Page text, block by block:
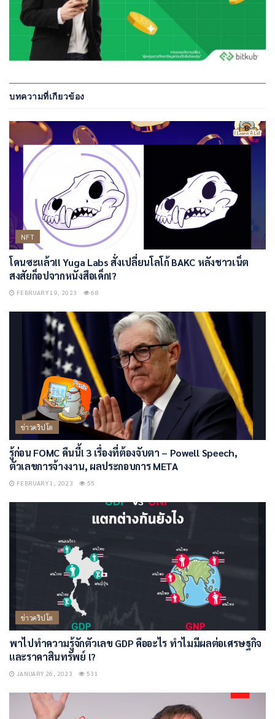
บทความที่เกียวข้อง
NFT
โดนซะแล้ว!! Yuga Labs สั่งเปลี่ยนโลโก้ BAKC หลังชาวเน็ต
สงสัยก็อปจากหนังสือเด็ก!?
FEBRUARY 19, 2023 68
ข่าวคริปโต
รู้ก่อน FOMC คืนนี้! 3 เรื่องที่ต้องจับตา – Powell Speech,
ตัวเลขการจ้างงาน, ผลประกอบการ META
FEBRUARY 1, 2023 55
ข่าวคริปโต
พาไปทำความรู้จักตัวเลข GDP คืออะไร ทำไมมีผลต่อเศรษฐกิจ
และราคาสินทรัพย์ !?
JANUARY 26, 2023 531